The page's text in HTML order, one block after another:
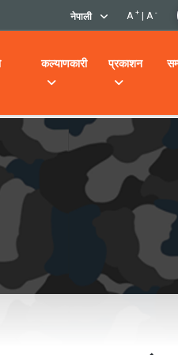
नेपाली A + | A -
कल्याणकारी प्रकाशन